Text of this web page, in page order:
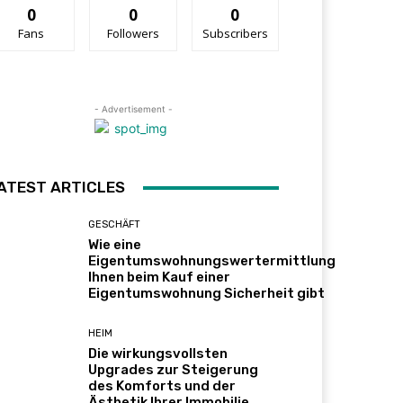
0
Fans
0
Followers
0
Subscribers
- Advertisement -
ARTICLES
GESCHÄFT
Wie eine
Eigentumswohnungswertermittlung
Ihnen beim Kauf einer
Eigentumswohnung Sicherheit gibt
HEIM
Die wirkungsvollsten
Upgrades zur Steigerung
des Komforts und der